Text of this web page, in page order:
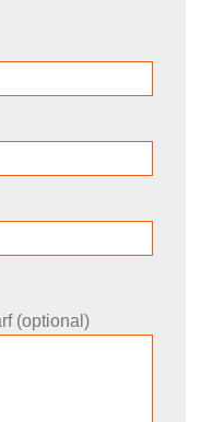
(optional)